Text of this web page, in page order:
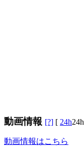
動画情報 [?] [ 24h24h
動画情報はこちら